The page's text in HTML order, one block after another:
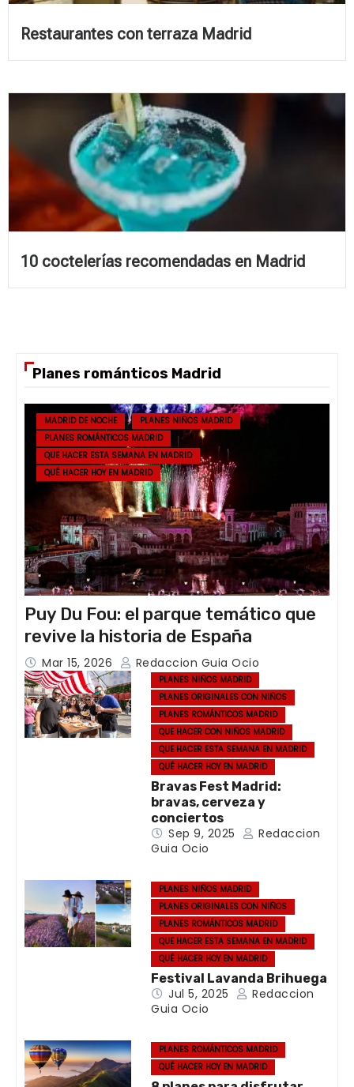
Restaurantes con terraza Madrid
10 coctelerías recomendadas en Madrid
Planes románticos Madrid
MADRID DE NOCHE
PLANES NIÑOS MADRID
PLANES ROMÁNTICOS MADRID
QUE HACER ESTA SEMANA EN MADRID
QUÉ HACER HOY EN MADRID
Puy Du Fou: el parque temático que
revive la historia de España
Mar 15, 2026 Redaccion Guia Ocio
PLANES NIÑOS MADRID
PLANES ORIGINALES CON NIÑOS
PLANES ROMÁNTICOS MADRID
QUE HACER CON NIÑOS MADRID
QUE HACER ESTA SEMANA EN MADRID
QUÉ HACER HOY EN MADRID
Bravas Fest Madrid:
bravas, cerveza y
conciertos
Sep 9, 2025
Redaccion
Guia Ocio
PLANES NIÑOS MADRID
PLANES ORIGINALES CON NIÑOS
PLANES ROMÁNTICOS MADRID
QUE HACER ESTA SEMANA EN MADRID
QUÉ HACER HOY EN MADRID
Festival Lavanda Brihuega
Jul 5, 2025
Redaccion
Guia Ocio
PLANES ROMÁNTICOS MADRID
QUÉ HACER HOY EN MADRID